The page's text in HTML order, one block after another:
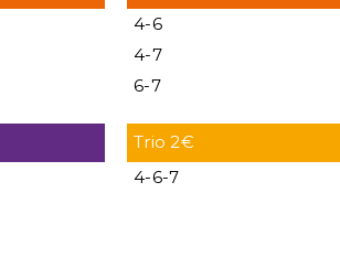
4-6
4-7
6-7
Trio 2€
4-6-7